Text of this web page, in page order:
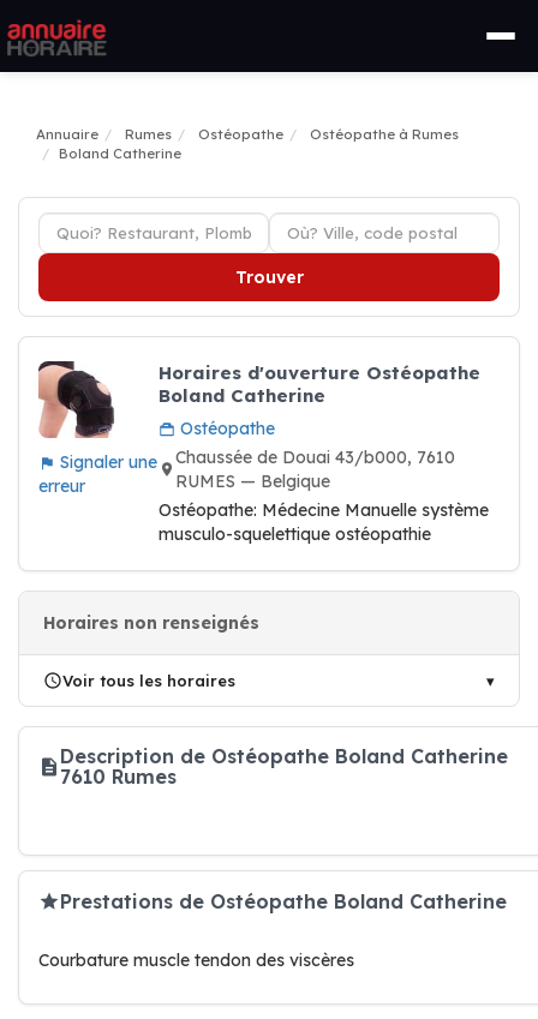
Annuaire Rumes Ostéopathe
Ostéopathe à Rumes
Boland Catherine
Trouver
Signaler une
erreur
Horaires d'ouverture Ostéopathe
Boland Catherine
Ostéopathe
Chaussée de Douai 43/b000, 7610
RUMES — Belgique
Ostéopathe: Médecine Manuelle système
musculo-squelettique ostéopathie
Horaires non renseignés
Voir tous les horaires
Description de Ostéopathe Boland Catherine
7610 Rumes
Prestations de Ostéopathe Boland Catherine
Courbature muscle tendon des viscères